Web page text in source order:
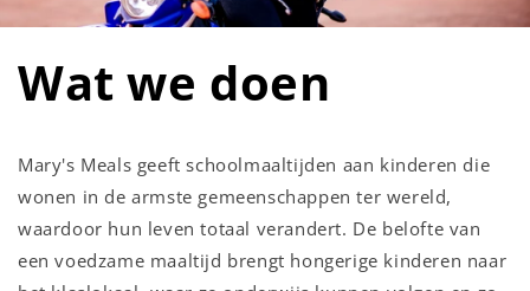
Wat we doen
Mary's Meals geeft schoolmaaltijden aan kinderen die
wonen in de armste gemeenschappen ter wereld,
waardoor hun leven totaal verandert. De belofte van
een voedzame maaltijd brengt hongerige kinderen naar